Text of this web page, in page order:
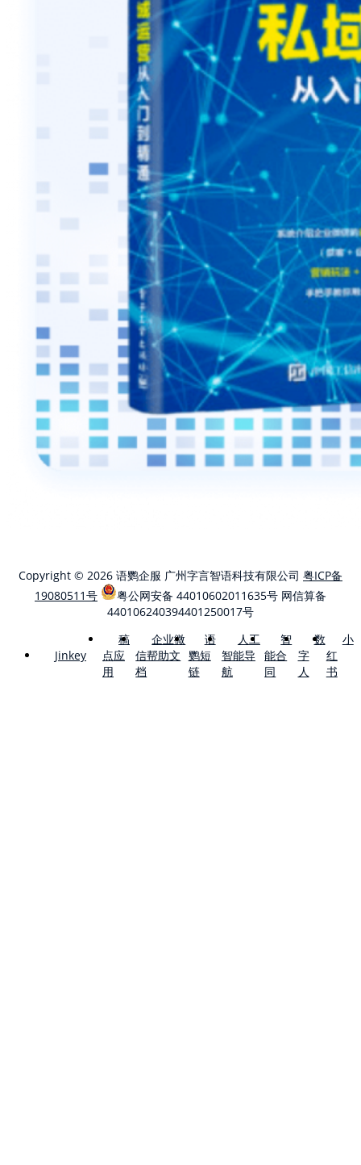
Copyright © 2026 语鹦企服 广州字言智语科技有限公司 粤ICP备
19080511号
粤公网安备 44010602011635号 网信算备
440106240394401250017号
Jinkey
稿
点应
用
企业微
信帮助文
档
语
鹦短
链
人工
智能导
航
智
能合
同
数
字
人
小
红
书